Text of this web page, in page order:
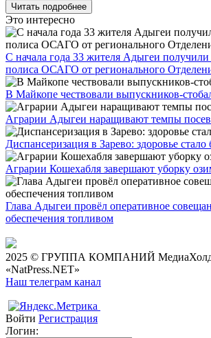
Читать подробнее
Это интересно
С начала года 33 жителя Адыгеи
полиса ОСАГО от регионального
В Майкопе чествовали выпускников-
Аграрии Адыгеи наращивают темпы
Диспансеризация в Зарево: здоровье
Аграрии Кошехабля завершают уборку
Глава Адыгеи провёл оперативное
обеспечения топливом
2025 © ГРУППА КОМПАНИЙ
«NatPress.NET»
Наш телеграм канал
Войти Регистрация
Логин: